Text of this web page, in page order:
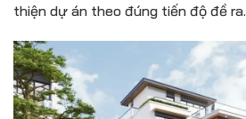
thiện dự án theo đúng tiến độ đề ra.